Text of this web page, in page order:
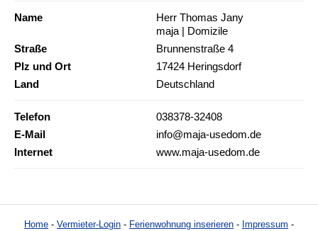
Name
Herr Thomas Jany
maja | Domizile
Straße
Brunnenstraße 4
Plz und Ort
17424 Heringsdorf
Land
Deutschland
Telefon
038378-32408
E-Mail
info@maja-usedom.de
Internet
www.maja-usedom.de
Home - Vermieter-Login - Ferienwohnung inserieren - Impressum -